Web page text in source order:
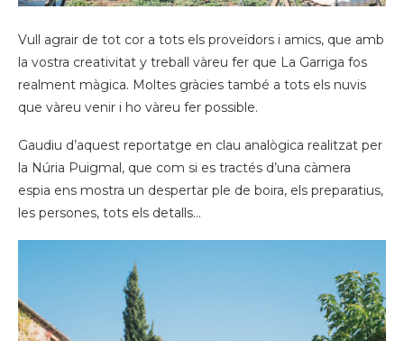
Vull agrair de tot cor a tots els proveïdors i amics, que amb
la vostra creativitat y treball vàreu fer que La Garriga fos
realment màgica. Moltes gràcies també a tots els nuvis
que vàreu venir i ho vàreu fer possible.
Gaudiu d’aquest reportatge en clau analògica realitzat per
la Núria Puigmal, que com si es tractés d’una càmera
espia ens mostra un despertar ple de boira, els preparatius,
les persones, tots els detalls…